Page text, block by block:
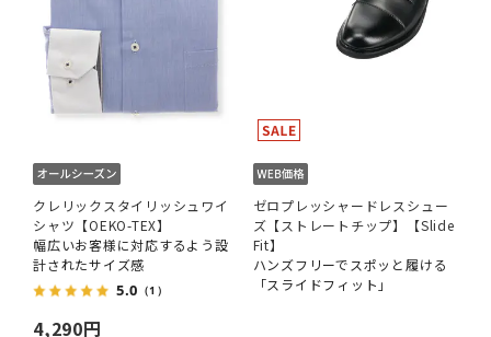
クレリックスタイリッシュワイ
シャツ【OEKO-TEX】
幅広いお客様に対応するよう設
計されたサイズ感
5.0 （1）
4,290円
ゼロプレッシャードレスシュー
ズ【ストレートチップ】【Slide
Fit】
ハンズフリーでスポッと履ける
「スライドフィット」